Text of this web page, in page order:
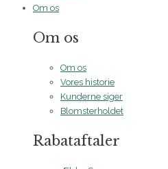
Om os
Om os
Om os
Vores historie
Kunderne siger
Blomsterholdet
Rabataftaler